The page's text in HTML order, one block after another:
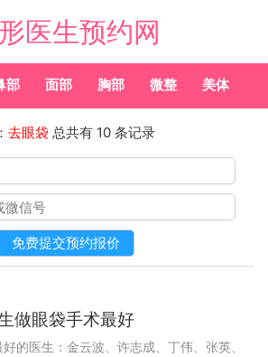
医生预约网
部 面部 胸部 微整 美体
去眼袋 总共有 10 条记录
做眼袋手术最好
的医生：金云波、许志成、丁伟、张英、